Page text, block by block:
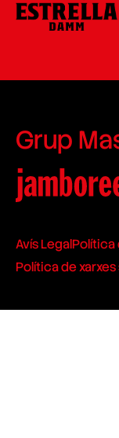
Grup
Avís Legal
Política de